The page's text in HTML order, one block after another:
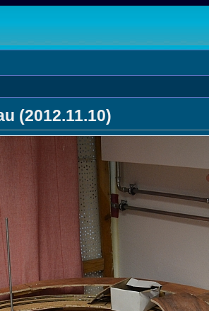
(2012.11.10)